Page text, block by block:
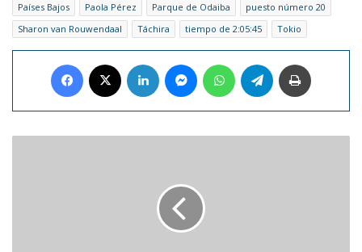
Países Bajos
Paola Pérez Parque de Odaiba
puesto número 20
Sharon van Rouwendaal
Táchira tiempo de 2:05:45 Tokio
Facebook LinkedIn MessengerWhatsAppTelegram